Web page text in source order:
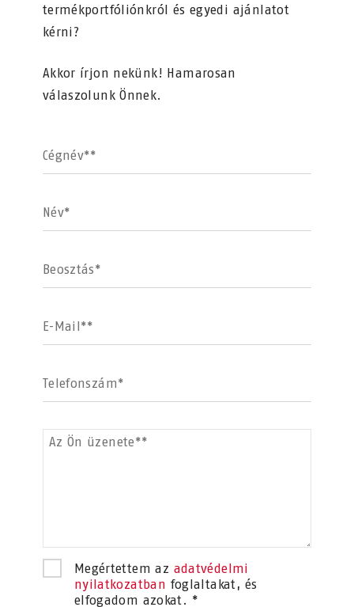
termékportfóliónkról és egyedi ajánlatot
kérni?
Akkor írjon nekünk! Hamarosan
válaszolunk Önnek.
Cégnév**
Név*
Beosztás*
E-Mail**
Telefonszám*
Az Ön üzenete**
Megértettem az adatvédelmi
nyilatkozatban foglaltakat, és
elfogadom azokat. *